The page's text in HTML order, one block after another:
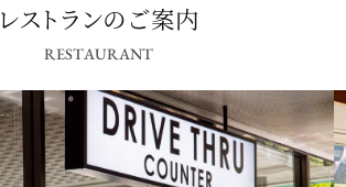
レストランのご案内
RESTAURANT